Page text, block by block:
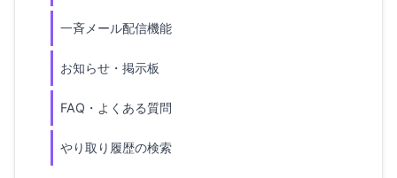
一斉メール配信機能
お知らせ・掲示板
FAQ・よくある質問
やり取り履歴の検索